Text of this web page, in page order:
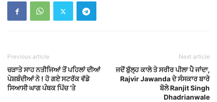
Previous article
ਚੜਾਤੇ ਸਾਹ ਨਤੀਜਿਆਂ ਤੋਂ ਪਹਿਲਾਂ ਦੀਆਂ
ਪੇਸ਼ਬੰਦੀਆਂ ਨੇ ! ਹੋ ਗਏ ਸਟਰੱਕ ਵੱਡੇ
ਸਿਆਸੀ ਘਾਗ ਪੰਥਕ ਪਿੱਚ ‘ਤੇ
Next article
ਜਦੋਂ ਬੁੱਲ੍ਹ ਕਾਲੇ ਤੇ ਸਰੀਰ ਪੀਲਾ ਪੈ ਜਾਂਦਾ,
Rajvir Jawanda ਦੇ ਸੰਸਕਾਰ ਬਾਰੇ
ਬੋਲੇ Ranjit Singh
Dhadrianwale